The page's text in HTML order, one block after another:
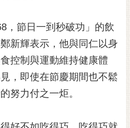
，節日一到秒破功」的飲
新輝表示，他與同仁以身
控制與運動維持健康體
，即使在節慶期間也不鬆
努力付之一炬。